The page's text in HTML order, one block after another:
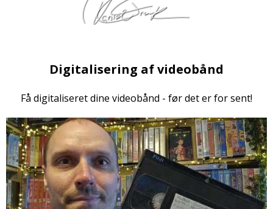
Digitalisering af videobånd
Få digitaliseret dine videobånd - før det er for sent!